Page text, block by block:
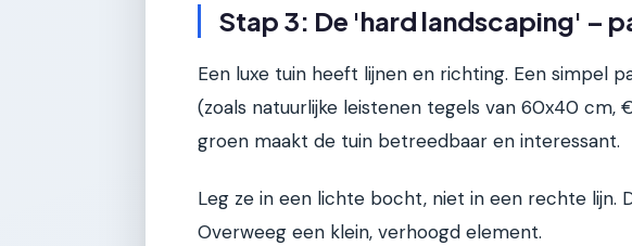
Stap 3: De 'hard landscaping' –
Een luxe tuin heeft lijnen en richting. Een simpel
(zoals natuurlijke leistenen tegels van 60x40 cm,
groen maakt de tuin betreedbaar en interessant.
Leg ze in een lichte bocht, niet in een rechte lijn.
Overweeg een klein, verhoogd element.